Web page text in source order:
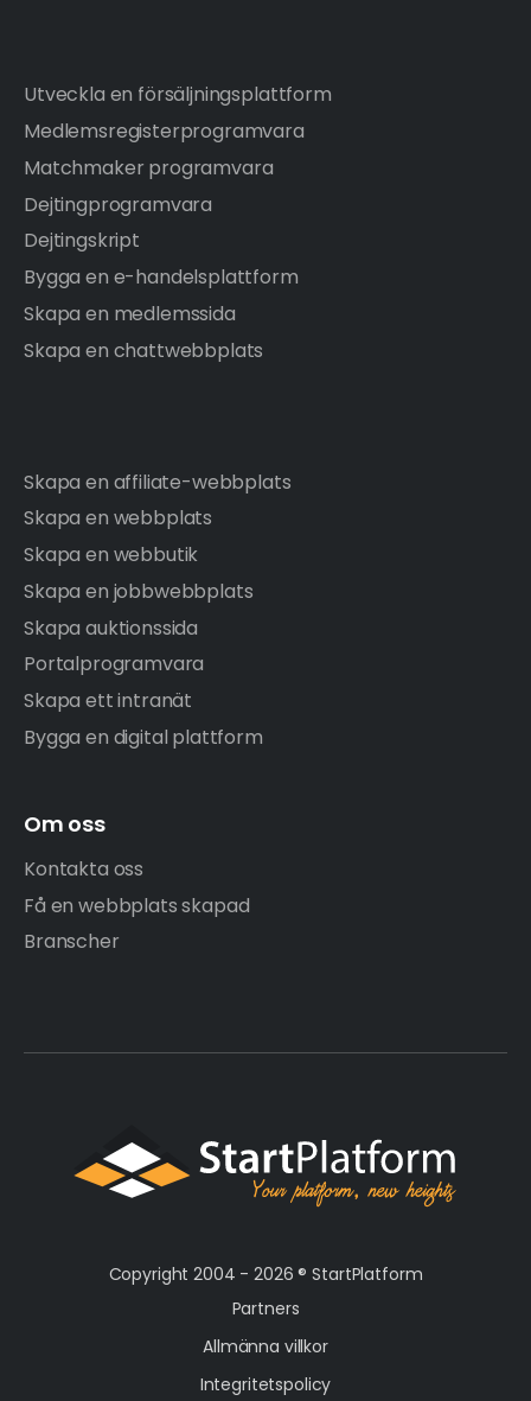
Utveckla en försäljningsplattform
Medlemsregisterprogramvara
Matchmaker programvara
Dejtingprogramvara
Dejtingskript
Bygga en e-handelsplattform
Skapa en medlemssida
Skapa en chattwebbplats
Skapa en affiliate-webbplats
Skapa en webbplats
Skapa en webbutik
Skapa en jobbwebbplats
Skapa auktionssida
Portalprogramvara
Skapa ett intranät
Bygga en digital plattform
Om oss
Kontakta oss
Få en webbplats skapad
Branscher
Copyright 2004 - 2026 ®StartPlatform
Partners
Allmänna villkor
Integritetspolicy